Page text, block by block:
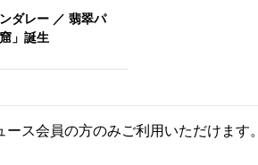
ダレー ／ 翡翠パ
」誕生
ス会員の方のみご利用いただけます。